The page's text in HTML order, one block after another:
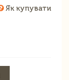
Як купувати